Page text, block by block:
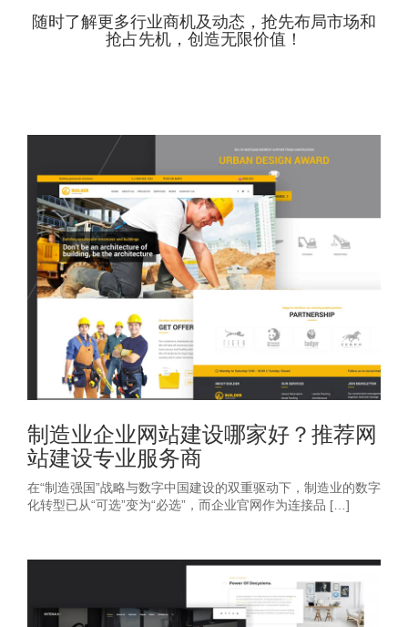
随时了解更多行业商机及动态，抢先布局市场和
抢占先机，创造无限价值！
制造业企业网站建设哪家好？推荐网
站建设专业服务商
在“制造强国”战略与数字中国建设的双重驱动下，制造业的数字
化转型已从“可选”变为“必选”，而企业官网作为连接品 […]